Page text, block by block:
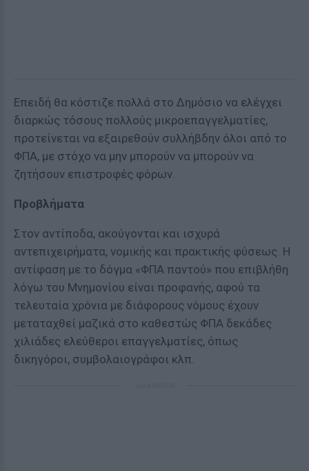
Επειδή θα κόστιζε πολλά στο Δημόσιο να ελέγχει
διαρκώς τόσους πολλούς μικροεπαγγελματίες,
προτείνεται να εξαιρεθούν συλλήβδην όλοι από το
ΦΠΑ, με στόχο να μην μπορούν να μπορούν να
ζητήσουν επιστροφές φόρων.
Προβλήματα
Στον αντίποδα, ακούγονται και ισχυρά
αντεπιχειρήματα, νομικής και πρακτικής φύσεως. Η
αντίφαση με το δόγμα «ΦΠΑ παντού» που επιβλήθη
λόγω του Μνημονίου είναι προφανής, αφού τα
τελευταία χρόνια με διάφορους νόμους έχουν
μεταταχθεί μαζικά στο καθεστώς ΦΠΑ δεκάδες
χιλιάδες ελεύθεροι επαγγελματίες, όπως
δικηγόροι, συμβολαιογράφοι κλπ.